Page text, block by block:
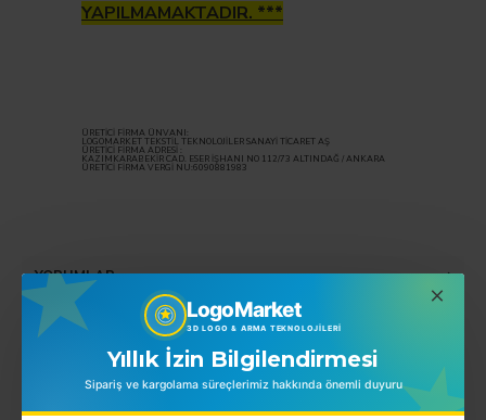
LogoMarket
3D LOGO & ARMA TEKNOLOJILERI
Yıllık İzin Bilgilendirmesi
Sipariş ve kargolama süreçlerimiz hakkında önemli duyuru
YAPILMAMAKTADIR. ***
ÜRETİCİ FİRMA ÜNVANI:
LOGOMARKET TEKSTİL TEKNOLOJİLER SANAYİ TİCARET AŞ
ÜRETİCİ FİRMA ADRESİ :
KAZIMKARABEKİR CAD. ESER İŞHANI NO 112/73 ALTINDAĞ / ANKARA
ÜRETİCİ FİRMA VERGİ NU:6090881983
YORUMLAR
BENZER ÜRÜNLER EN ÇOK SATINLANLAR